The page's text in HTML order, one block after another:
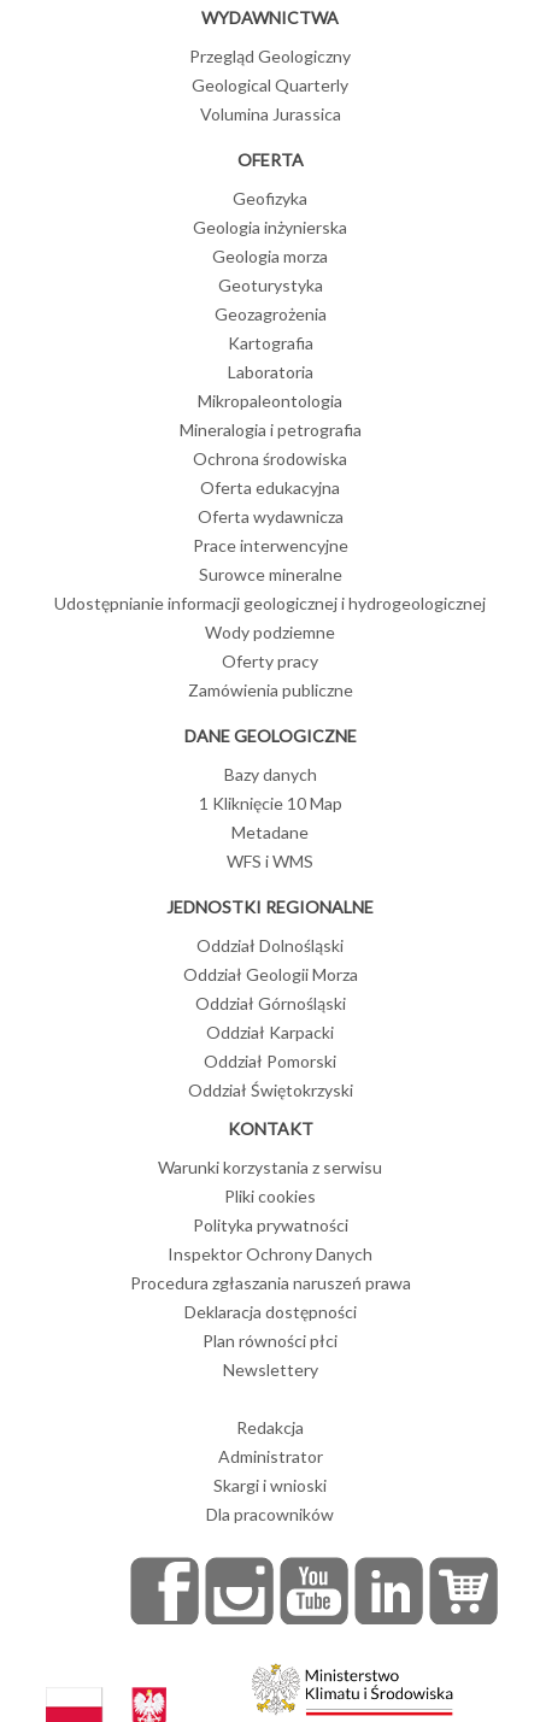
WYDAWNICTWA
Przegląd Geologiczny
Geological Quarterly
Volumina Jurassica
OFERTA
Geofizyka
Geologia inżynierska
Geologia morza
Geoturystyka
Geozagrożenia
Kartografia
Laboratoria
Mikropaleontologia
Mineralogia i petrografia
Ochrona środowiska
Oferta edukacyjna
Oferta wydawnicza
Prace interwencyjne
Surowce mineralne
Udostępnianie informacji geologicznej i hydrogeologicznej
Wody podziemne
Oferty pracy
Zamówienia publiczne
DANE GEOLOGICZNE
Bazy danych
1 Kliknięcie 10 Map
Metadane
WFS i WMS
JEDNOSTKI REGIONALNE
Oddział Dolnośląski
Oddział Geologii Morza
Oddział Górnośląski
Oddział Karpacki
Oddział Pomorski
Oddział Świętokrzyski
KONTAKT
Warunki korzystania z serwisu
Pliki cookies
Polityka prywatności
Inspektor Ochrony Danych
Procedura zgłaszania naruszeń prawa
Deklaracja dostępności
Plan równości płci
Newslettery
Redakcja
Administrator
Skargi i wnioski
Dla pracowników